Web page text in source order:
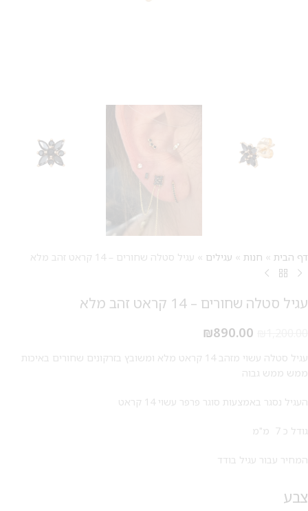
דף הבית » חנות » עגילים » עגיל סטלה שחורים – 14 קראט זהב מלא
עגיל סטלה שחורים – 14 קראט זהב מלא
₪890.00
עגיל סטלה עשוי מזהב 14 קראט מלא ומשובץ בזרקונים שחורים באיכות
ממש ממש גבוה
העגיל נסגר באמצעות סוגר פרפר עשוי 14 קראט
גודל כ 7 מ"מ
המחיר עבור עגיל בודד
צבע